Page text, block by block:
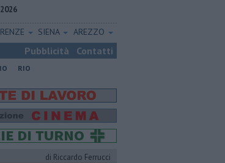
SIENA AREZZO
Pubblicità Contatti
RIO
di Riccardo Ferrucci